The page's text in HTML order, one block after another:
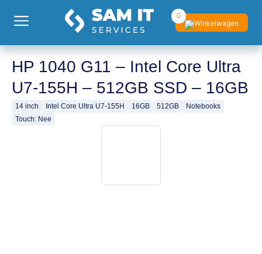
0
HP 1040 G11 – Intel Core Ultra
U7-155H – 512GB SSD – 16GB
14 inch Intel Core Ultra U7-155H 16GB 512GB
Notebooks
Touch: Nee